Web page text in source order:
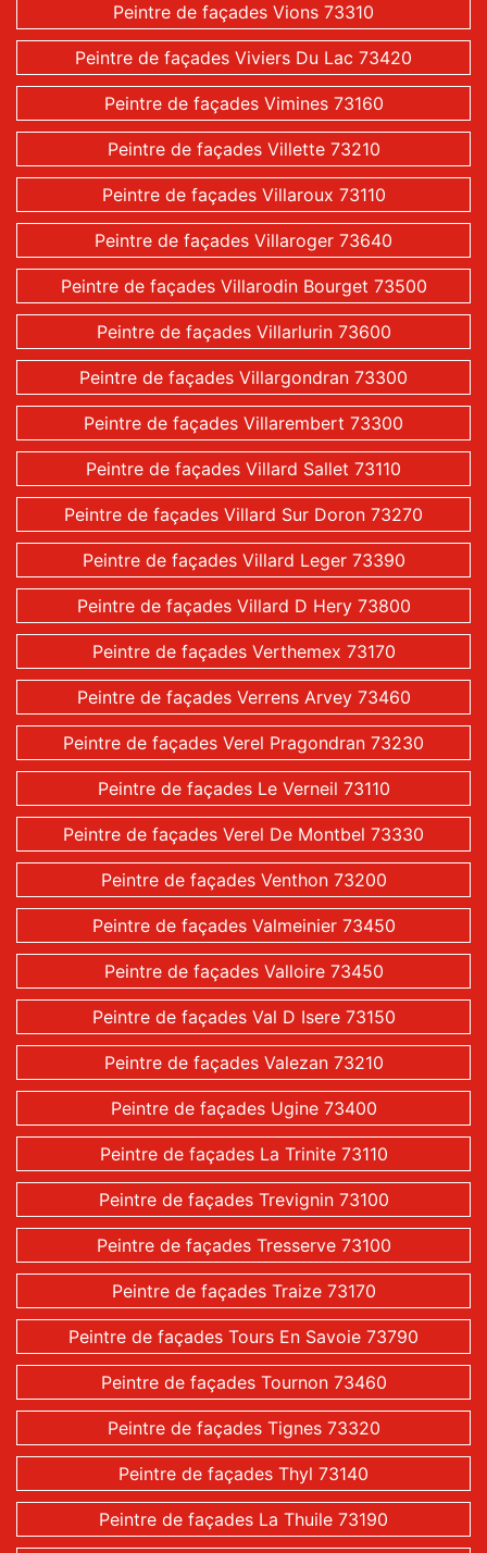
Peintre de façades Vions 73310
Peintre de façades Viviers Du Lac 73420
Peintre de façades Vimines 73160
Peintre de façades Villette 73210
Peintre de façades Villaroux 73110
Peintre de façades Villaroger 73640
Peintre de façades Villarodin Bourget 73500
Peintre de façades Villarlurin 73600
Peintre de façades Villargondran 73300
Peintre de façades Villarembert 73300
Peintre de façades Villard Sallet 73110
Peintre de façades Villard Sur Doron 73270
Peintre de façades Villard Leger 73390
Peintre de façades Villard D Hery 73800
Peintre de façades Verthemex 73170
Peintre de façades Verrens Arvey 73460
Peintre de façades Verel Pragondran 73230
Peintre de façades Le Verneil 73110
Peintre de façades Verel De Montbel 73330
Peintre de façades Venthon 73200
Peintre de façades Valmeinier 73450
Peintre de façades Valloire 73450
Peintre de façades Val D Isere 73150
Peintre de façades Valezan 73210
Peintre de façades Ugine 73400
Peintre de façades La Trinite 73110
Peintre de façades Trevignin 73100
Peintre de façades Tresserve 73100
Peintre de façades Traize 73170
Peintre de façades Tours En Savoie 73790
Peintre de façades Tournon 73460
Peintre de façades Tignes 73320
Peintre de façades Thyl 73140
Peintre de façades La Thuile 73190